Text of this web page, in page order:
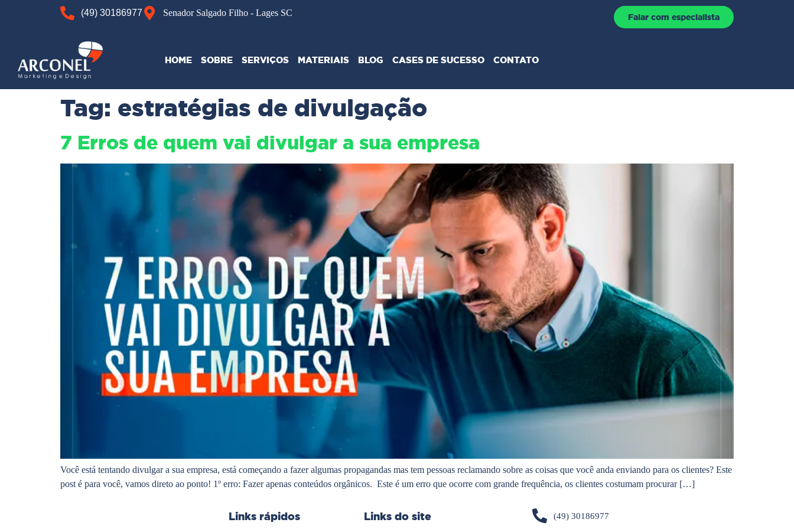
(49) 30186977 Senador Salgado Filho - Lages SC Falar com especialista
HOME SOBRE SERVIÇOS MATERIAIS BLOG CASES DE SUCESSO CONTATO
Tag: estratégias de divulgação
7 Erros de quem vai divulgar a sua empresa
Você está tentando divulgar a sua empresa, está começando a fazer algumas propagandas mas tem pessoas reclamando sobre as coisas que você anda enviando para os clientes? Este
post é para você, vamos direto ao ponto! 1º erro: Fazer apenas conteúdos orgânicos. Este é um erro que ocorre com grande frequência, os clientes costumam procurar […]
Links rápidos Links do site (49) 30186977